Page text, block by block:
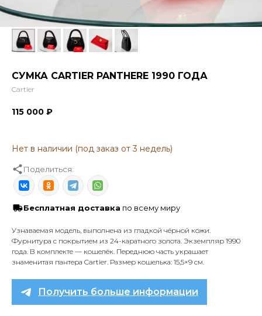
СУМКА CARTIER PANTHERE 1990 ГОДА
Cartier
115 000 ₽
Поделиться:
Бесплатная доставка по всему миру
Узнаваемая модель, выполнена из гладкой чёрной кожи.
Фурнитура с покрытием из 24-каратного золота. Экземпляр 1990
года. В комплекте — кошелёк. Переднюю часть украшает
знаменитая пантера Cartier. Размер кошелька: 15,5×9 см.
Получить больше информации